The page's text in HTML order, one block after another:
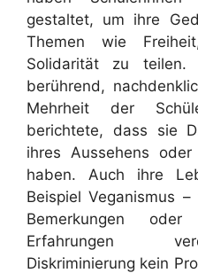
gestaltet, um ihre
Themen wie
Solidarität zu teilen.
berührend,
Mehrheit der
berichtete, dass sie
ihres Aussehens
haben. Auch ihre
Beispiel Veganismus
Bemerkungen oder
Erfahrungen
Diskriminierung kein